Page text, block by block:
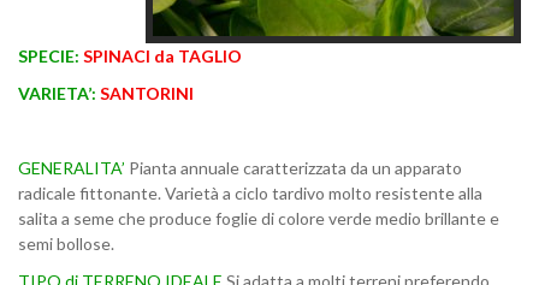
SPECIE: SPINACI da TAGLIO
VARIETA’: SANTORINI
GENERALITA’ Pianta annuale caratterizzata da un apparato
radicale fittonante. Varietà a ciclo tardivo molto resistente alla
salita a seme che produce foglie di colore verde medio brillante e
semi bollose.
TIPO di TERRENO IDEALE Si adatta a molti terreni preferendo